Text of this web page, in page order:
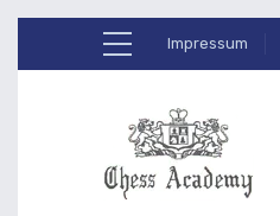
Impressum